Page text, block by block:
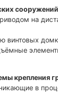
на
крепления
в